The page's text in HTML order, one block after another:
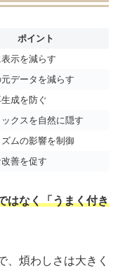
ポイント
示を減らす
データを減らす
成を防ぐ
クスを自然に隠す
ムの影響を制御
善を促す
はなく「うまく付き
、煩わしさは大きく